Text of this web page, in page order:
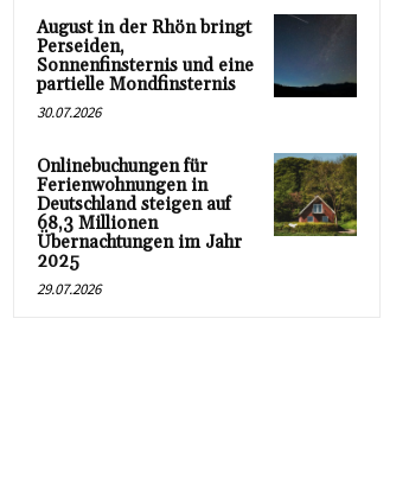
August in der Rhön bringt
Perseiden,
Sonnenfinsternis und eine
partielle Mondfinsternis
30.07.2026
Onlinebuchungen für
Ferienwohnungen in
Deutschland steigen auf
68,3 Millionen
Übernachtungen im Jahr
2025
29.07.2026